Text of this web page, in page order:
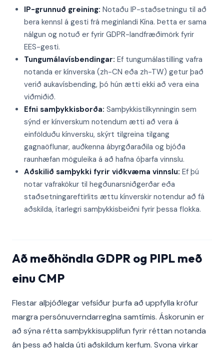
IP-grunnuð greining: Notaðu IP-staðsetningu til að
bera kennsl á gesti frá meginlandi Kína. Þetta er sama
nálgun og notuð er fyrir GDPR-landfræðimörk fyrir
EES-gesti.
Tungumálavísbendingar: Ef tungumálastilling vafra
notanda er kínverska (zh-CN eða zh-TW) getur það
verið aukavísbending, þó hún ætti ekki að vera eina
viðmiðið.
Efni samþykkisborða: Samþykkistilkynningin sem
sýnd er kínverskum notendum ætti að vera á
einfölduðu kínversku, skýrt tilgreina tilgang
gagnaöflunar, auðkenna ábyrgðaraðila og bjóða
raunhæfan möguleika á að hafna óþarfa vinnslu.
Aðskilið samþykki fyrir viðkvæma vinnslu: Ef þú
notar vafrakökur til hegðunarsniðgerðar eða
staðsetningareftirlits ættu kínverskir notendur að fá
aðskilda, ítarlegri samþykkisbeiðni fyrir þessa flokka.
Að meðhöndla GDPR og PIPL með
einu CMP
Flestar alþjóðlegar vefsíður þurfa að uppfylla kröfur
margra persónuverndarreglna samtímis. Áskorunin er
að sýna rétta samþykkisupplifun fyrir réttan notanda
án þess að halda úti aðskildum kerfum. Svona virkar